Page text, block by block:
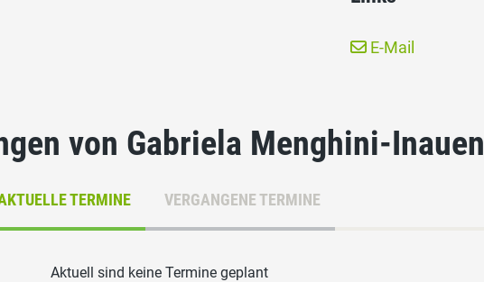
E-Mail
von Gabriela Menghini-Inauen
TERMINE VERGANGENE TERMINE
Aktuell sind keine Termine geplant